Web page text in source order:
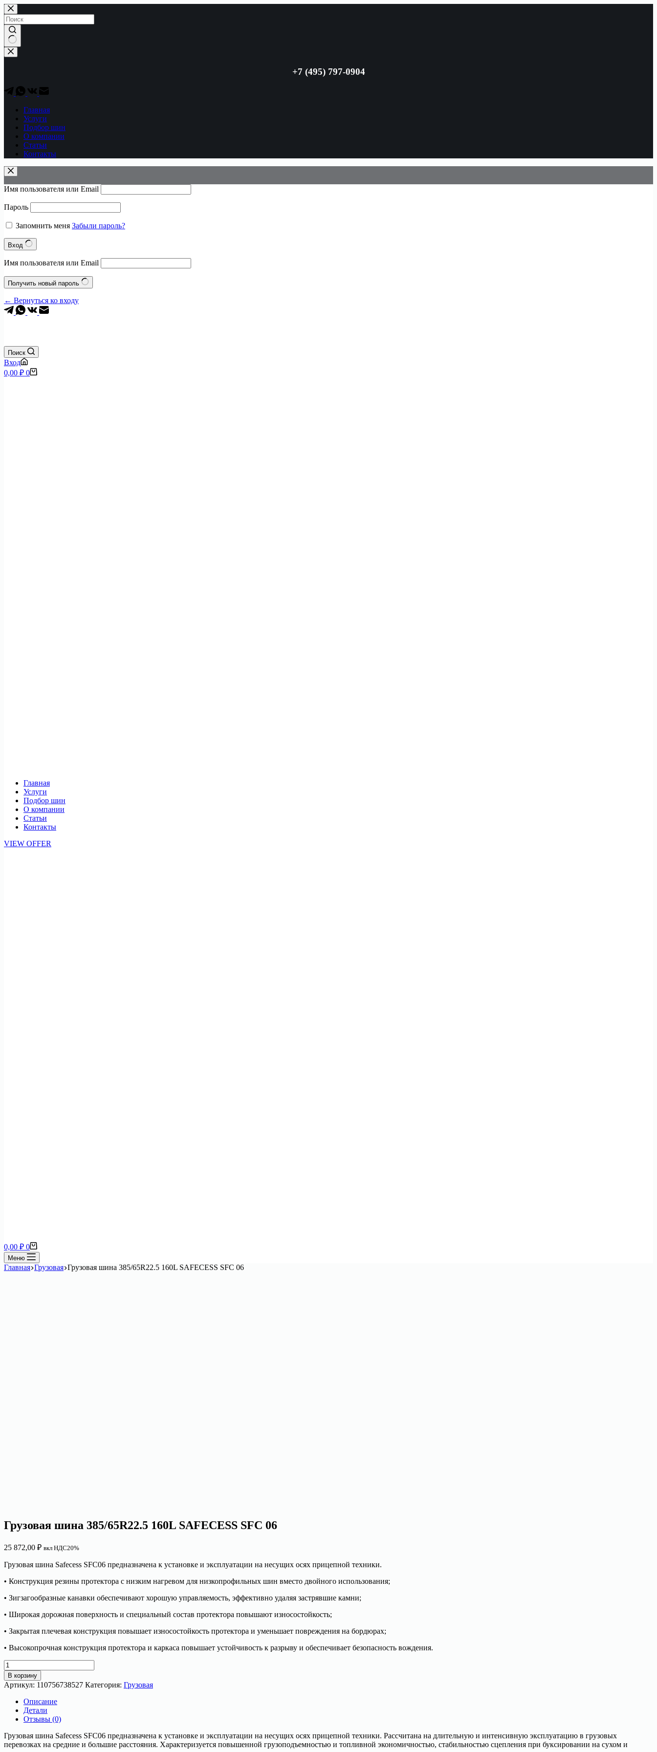
Перейти
к
сути
Ничего
не
+7 (495) 797-0904
Главная
Услуги
Подбор шин
О компании
Статьи
Контакты
Имя пользователя или Email
Пароль
Запомнить меня Забыли пароль?
Вход
Имя пользователя или Email
Получить новый пароль
← Вернуться ко входу
Поиск
Вход
Корзина
0,00 ₽ 0
Главная
Услуги
Подбор шин
О компании
Статьи
Контакты
VIEW OFFER
Корзина
0,00 ₽ 0
Меню
Главная Грузовая Грузовая шина 385/65R22.5 160L SAFECESS SFC 06
Грузовая шина 385/65R22.5 160L SAFECESS SFC 06
25 872,00 ₽ вкл НДС20%
Грузовая шина Safecess SFC06 предназначена к установке и эксплуатации на несущих осях прицепной техники.
• Конструкция резины протектора с низким нагревом для низкопрофильных шин вместо двойного использования;
• Зигзагообразные канавки обеспечивают хорошую управляемость, эффективно удаляя застрявшие камни;
• Широкая дорожная поверхность и специальный состав протектора повышают износостойкость;
• Закрытая плечевая конструкция повышает износостойкость протектора и уменьшает повреждения на бордюрах;
• Высокопрочная конструкция протектора и каркаса повышает устойчивость к разрыву и обеспечивает безопасность вождения.
Количество
товара
Грузовая
шина
385/65R22.5
160L
SAFECESS
06
В корзину
Артикул: 110756738527 Категория: Грузовая
Описание
Детали
Отзывы (0)
Грузовая шина Safecess SFC06 предназначена к установке и эксплуатации на несущих осях прицепной техники. Рассчитана на длительную и интенсивную эксплуатацию в грузовых
перевозках на средние и большие расстояния. Характеризуется повышенной грузоподъемностью и топливной экономичностью, стабильностью сцепления при буксировании на сухом и